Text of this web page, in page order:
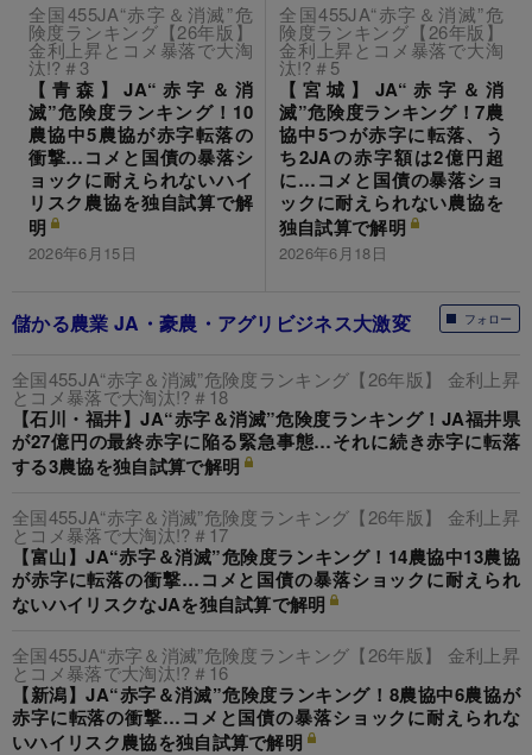
全国455JA“赤字＆消滅”危
険度ランキング【26年版】
金利上昇とコメ暴落で大淘
汰!?＃3
【青森】JA“赤字＆消
滅”危険度ランキング！10
農協中5農協が赤字転落の
衝撃…コメと国債の暴落シ
ョックに耐えられないハイ
リスク農協を独自試算で解
明
2026年6月15日
全国455JA“赤字＆消滅”危
険度ランキング【26年版】
金利上昇とコメ暴落で大淘
汰!?＃5
【宮城】JA“赤字＆消
滅”危険度ランキング！7農
協中5つが赤字に転落、う
ち2JAの赤字額は2億円超
に…コメと国債の暴落ショ
ックに耐えられない農協を
独自試算で解明
2026年6月18日
フォロー
儲かる農業 JA・豪農・アグリビジネス大激変
全国455JA“赤字＆消滅”危険度ランキング【26年版】 金利上昇
とコメ暴落で大淘汰!?＃18
【石川・福井】JA“赤字＆消滅”危険度ランキング！JA福井県
が27億円の最終赤字に陥る緊急事態…それに続き赤字に転落
する3農協を独自試算で解明
全国455JA“赤字＆消滅”危険度ランキング【26年版】 金利上昇
とコメ暴落で大淘汰!?＃17
【富山】JA“赤字＆消滅”危険度ランキング！14農協中13農協
が赤字に転落の衝撃…コメと国債の暴落ショックに耐えられ
ないハイリスクなJAを独自試算で解明
全国455JA“赤字＆消滅”危険度ランキング【26年版】 金利上昇
とコメ暴落で大淘汰!?＃16
【新潟】JA“赤字＆消滅”危険度ランキング！8農協中6農協が
赤字に転落の衝撃…コメと国債の暴落ショックに耐えられな
いハイリスク農協を独自試算で解明